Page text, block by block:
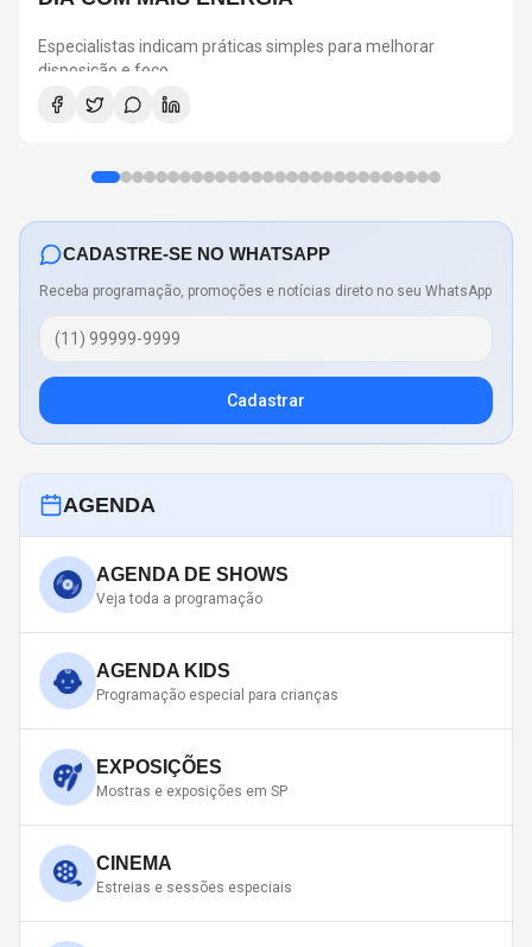
Especialistas indicam práticas simples para melhorar
disposição e foco
CADASTRE-SE NO WHATSAPP
Receba programação, promoções e notícias direto no seu WhatsApp
Cadastrar
AGENDA
AGENDA DE SHOWS
Veja toda a programação
AGENDA KIDS
Programação especial para crianças
EXPOSIÇÕES
Mostras e exposições em SP
CINEMA
Estreias e sessões especiais